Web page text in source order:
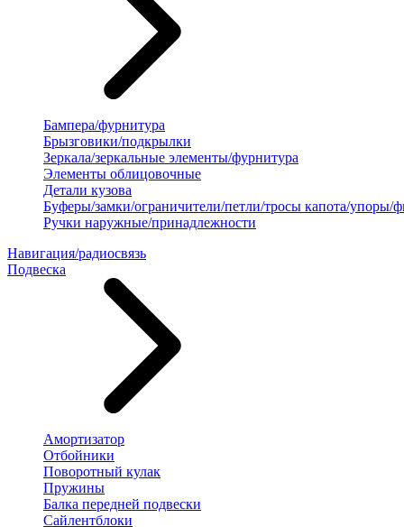
Бампера/фурнитура
Брызговики/подкрылки
Зеркала/зеркальные элементы/фурнитура
Элементы облицовочные
Детали кузова
Буферы/замки/ограничители/петли/тросы капота/упоры/
Ручки наружные/принадлежности
Навигация/радиосвязь
Подвеска
Амортизатор
Отбойники
Поворотный кулак
Пружины
Балка передней подвески
Сайлентблоки